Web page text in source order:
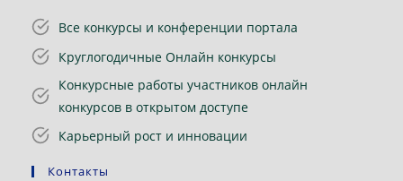
Все конкурсы и конференции портала
Круглогодичные Онлайн конкурсы
Конкурсные работы участников онлайн
конкурсов в открытом доступе
Карьерный рост и инновации
Контакты